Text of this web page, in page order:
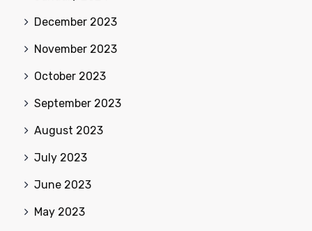
December 2023
November 2023
October 2023
September 2023
August 2023
July 2023
June 2023
May 2023